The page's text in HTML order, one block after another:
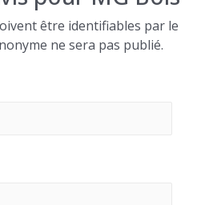
être identifiables par le
ne sera pas publié.